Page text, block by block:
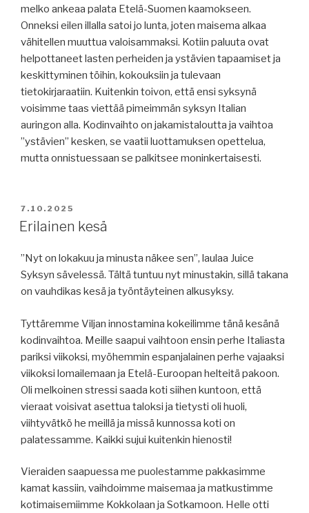
melko ankeaa palata Etelä-Suomen kaamokseen.
Onneksi eilen illalla satoi jo lunta, joten maisema alkaa
vähitellen muuttua valoisammaksi. Kotiin paluuta ovat
helpottaneet lasten perheiden ja ystävien tapaamiset ja
keskittyminen töihin, kokouksiin ja tulevaan
tietokirjaraatiin. Kuitenkin toivon, että ensi syksynä
voisimme taas viettää pimeimmän syksyn Italian
auringon alla. Kodinvaihto on jakamistaloutta ja vaihtoa
”ystävien” kesken, se vaatii luottamuksen opettelua,
mutta onnistuessaan se palkitsee moninkertaisesti.
JULKAISTU
7.10.2025
Erilainen kesä
”Nyt on lokakuu ja minusta näkee sen”, laulaa Juice
Syksyn sävelessä. Tältä tuntuu nyt minustakin, sillä takana
on vauhdikas kesä ja työntäyteinen alkusyksy.
Tyttäremme Viljan innostamina kokeilimme tänä kesänä
kodinvaihtoa. Meille saapui vaihtoon ensin perhe Italiasta
pariksi viikoksi, myöhemmin espanjalainen perhe vajaaksi
viikoksi lomailemaan ja Etelä-Euroopan helteitä pakoon.
Oli melkoinen stressi saada koti siihen kuntoon, että
vieraat voisivat asettua taloksi ja tietysti oli huoli,
viihtyvätkö he meillä ja missä kunnossa koti on
palatessamme. Kaikki sujui kuitenkin hienosti!
Vieraiden saapuessa me puolestamme pakkasimme
kamat kassiin, vaihdoimme maisemaa ja matkustimme
kotimaisemiimme Kokkolaan ja Sotkamoon. Helle otti